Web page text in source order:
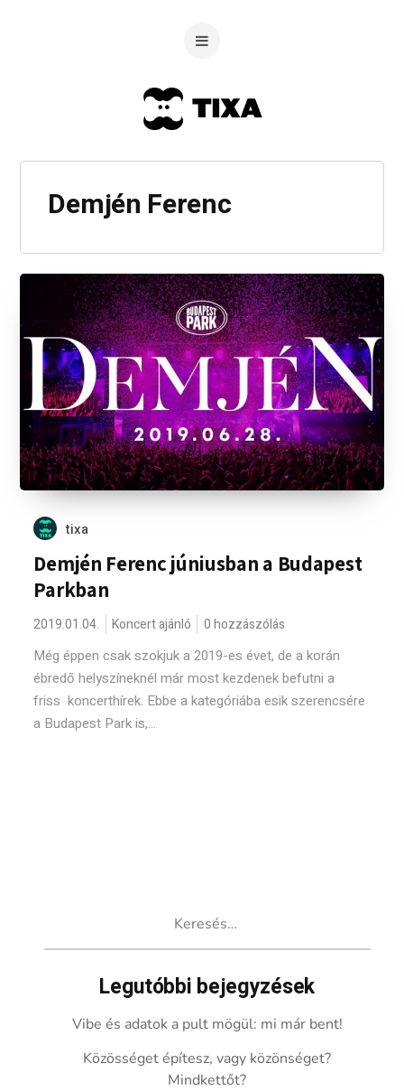
Demjén Ferenc
tixa
Demjén Ferenc júniusban a Budapest
Parkban
2019.01.04. Koncert ajánló 0 hozzászólás
Még éppen csak szokjuk a 2019-es évet, de a korán
ébredő helyszíneknél már most kezdenek befutni a
friss koncerthírek. Ebbe a kategóriába esik szerencsére
a Budapest Park is,...
Legutóbbi bejegyzések
Vibe és adatok a pult mögül: mi már bent!
Közösséget építesz, vagy közönséget?
Mindkettőt?